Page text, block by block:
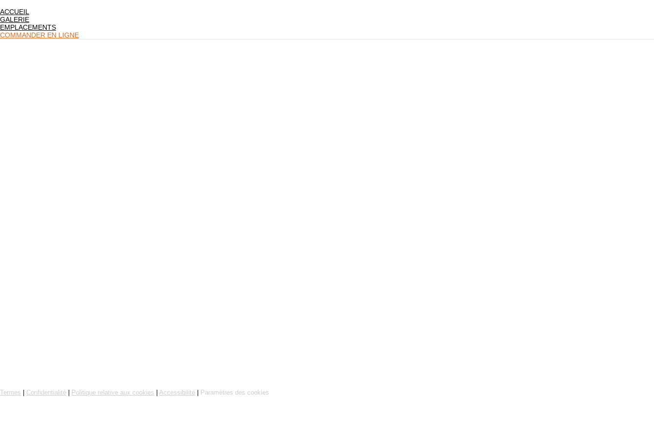
ACCUEIL
GALERIE
EMPLACEMENTS
COMMANDER EN LIGNE
Termes | Confidentialité | Politique relative aux cookies | Accessibilité | Paramètres des cookies